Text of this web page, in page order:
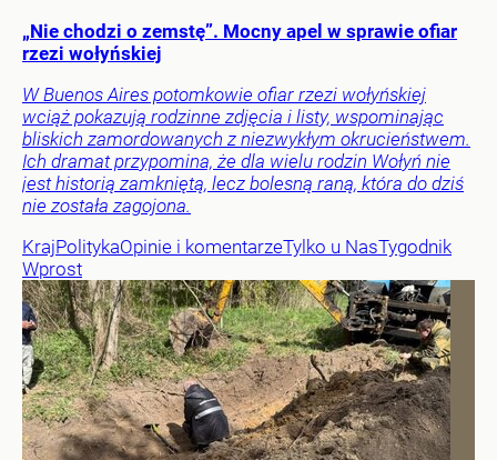
„Nie chodzi o zemstę”. Mocny apel w sprawie ofiar
rzezi wołyńskiej
W Buenos Aires potomkowie ofiar rzezi wołyńskiej
wciąż pokazują rodzinne zdjęcia i listy, wspominając
bliskich zamordowanych z niezwykłym okrucieństwem.
Ich dramat przypomina, że dla wielu rodzin Wołyń nie
jest historią zamkniętą, lecz bolesną raną, która do dziś
nie została zagojona.
KrajPolitykaOpinie i komentarzeTylko u NasTygodnik
Wprost